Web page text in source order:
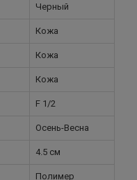
Черный
Кожа
Кожа
Кожа
F 1/2
Осень-Весна
4.5 см
Полимер